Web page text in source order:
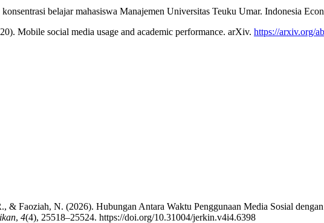
belajar mahasiswa Manajemen Universitas Teuku Umar. Indonesia
Mobile social media usage and academic performance. arXiv. https://arxiv.org/
Faoziah, N. (2026). Hubungan Antara Waktu Penggunaan Media Sosial
, 4(4), 25518–25524. https://doi.org/10.31004/jerkin.v4i4.6398